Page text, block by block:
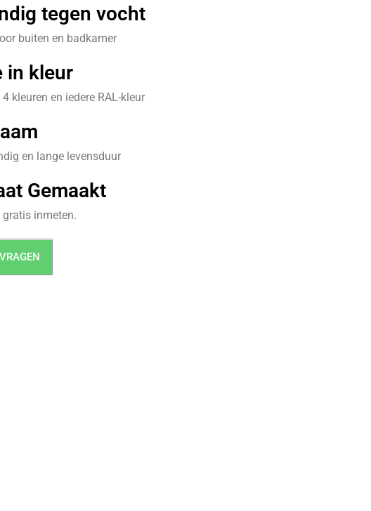
tegen vocht
buiten en badkamer
in kleur
kleuren en iedere RAL-kleur
en lange levensduur
Gemaakt
inmeten.